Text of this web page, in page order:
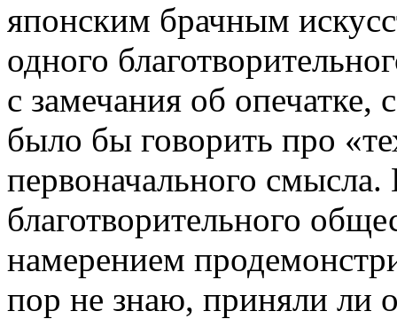
японским брачным
одного
с замечания об
было бы говорить про
первоначального
благотворительного
намерением
пор не знаю, приняли ли